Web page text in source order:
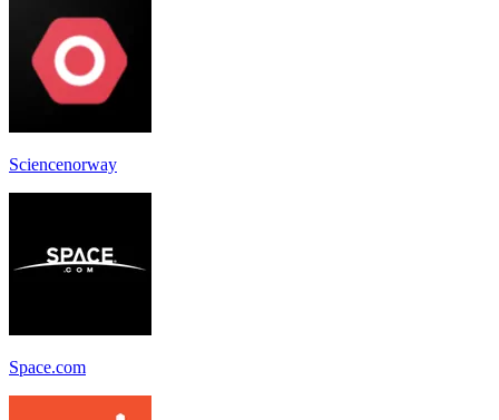
Sciencenorway
Space.com